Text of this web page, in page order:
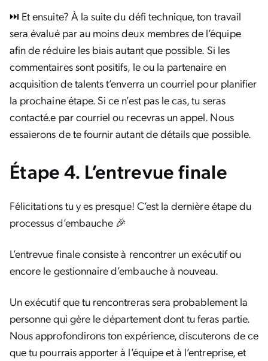
⏭️ Et ensuite? À la suite du défi technique, ton travail
sera évalué par au moins deux membres de l’équipe
afin de réduire les biais autant que possible. Si les
commentaires sont positifs, le ou la partenaire en
acquisition de talents t’enverra un courriel pour planifier
la prochaine étape. Si ce n’est pas le cas, tu seras
contacté.e par courriel ou recevras un appel. Nous
essaierons de te fournir autant de détails que possible.
Étape 4. L’entrevue finale
Félicitations tu y es presque! C’est la dernière étape du
processus d’embauche 🎉
L’entrevue finale consiste à rencontrer un exécutif ou
encore le gestionnaire d’embauche à nouveau.
Un exécutif que tu rencontreras sera probablement la
personne qui gère le département dont tu feras partie.
Nous approfondirons ton expérience, discuterons de ce
que tu pourrais apporter à l’équipe et à l’entreprise, et